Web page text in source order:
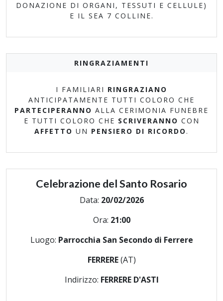
DONAZIONE DI ORGANI, TESSUTI E CELLULE)
E IL SEA 7 COLLINE.
RINGRAZIAMENTI
I FAMILIARI RINGRAZIANO
ANTICIPATAMENTE TUTTI COLORO CHE
PARTECIPERANNO ALLA CERIMONIA FUNEBRE
E TUTTI COLORO CHE SCRIVERANNO CON
AFFETTO UN PENSIERO DI RICORDO .
Celebrazione del Santo Rosario
Data: 20/02/2026
Ora: 21:00
Luogo: Parrocchia San Secondo di Ferrere
FERRERE(AT)
Indirizzo: FERRERE D'ASTI